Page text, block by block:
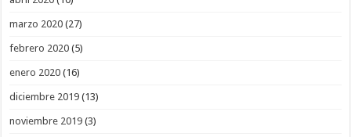
marzo 2020 (27)
febrero 2020 (5)
enero 2020 (16)
diciembre 2019 (13)
noviembre 2019 (3)